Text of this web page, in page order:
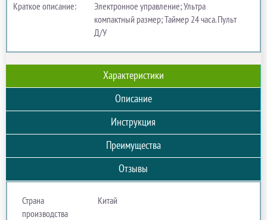
Краткое описание:
Электронное управление; Ультра
компактный размер; Таймер 24 часа. Пульт
Д/У
Характеристики
Описание
Инструкция
Преимущества
Отзывы
Страна
производства
Китай